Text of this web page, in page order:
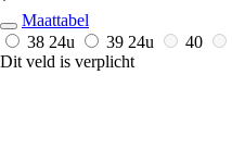
Maattabel
38 24u 39 24u 40
Dit veld is verplicht